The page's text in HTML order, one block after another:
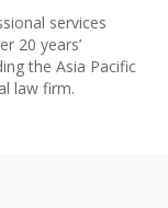
services
20 years’
the Asia Pacific
law firm.